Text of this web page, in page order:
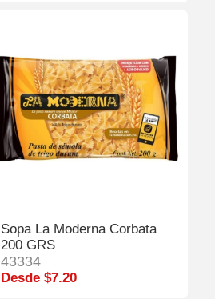
Sopa La Moderna Corbata
200 GRS
43334
Desde $7.20